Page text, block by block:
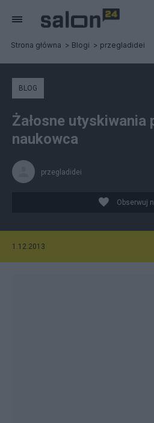
Strona główna Blogi przegladidei
BLOG
Żałosne utyskiwania
naukowca
przegladidei
Obserwuj
1.12.2013